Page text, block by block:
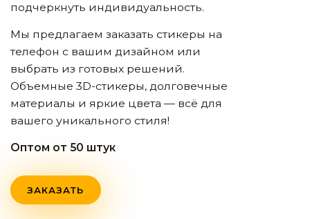
подчеркнуть индивидуальность.
Мы предлагаем заказать стикеры на
телефон с вашим дизайном или
выбрать из готовых решений.
Объемные 3D-стикеры, долговечные
материалы и яркие цвета — всё для
вашего уникального стиля!
Оптом от 50 штук
ЗАКАЗАТЬ